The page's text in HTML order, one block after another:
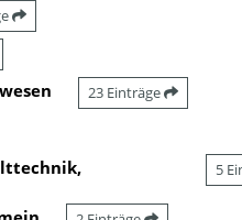
23 Einträge
5